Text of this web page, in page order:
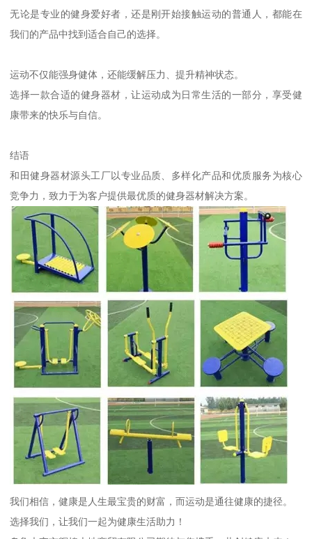
无论是专业的健身爱好者，还是刚开始接触运动的普通人，都能在
我们的产品中找到适合自己的选择。
运动不仅能强身健体，还能缓解压力、提升精神状态。
选择一款合适的健身器材，让运动成为日常生活的一部分，享受健
康带来的快乐与自信。
结语
和田健身器材源头工厂以专业品质、多样化产品和优质服务为核心
竞争力，致力于为客户提供最优质的健身器材解决方案。
我们相信，健康是人生最宝贵的财富，而运动是通往健康的捷径。
选择我们，让我们一起为健康生活助力！